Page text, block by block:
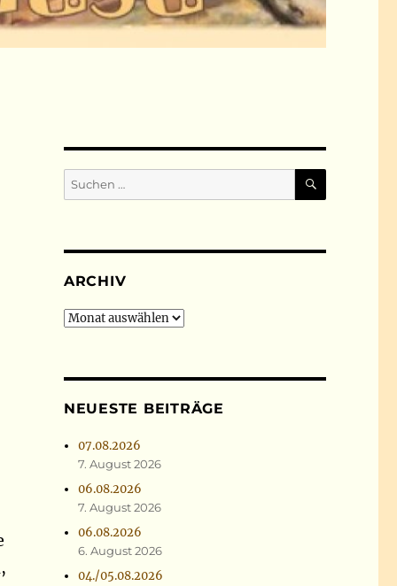
Suchen
nach:
SUCHEN
ARCHIV
Archiv
NEUESTE BEITRÄGE
07.08.2026
7. August 2026
06.08.2026
7. August 2026
06.08.2026
6. August 2026
04./05.08.2026